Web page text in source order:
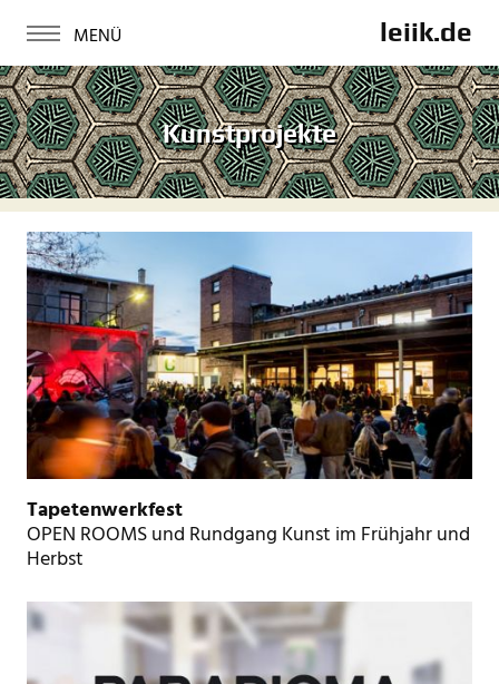
leiik.de
Kunstprojekte
Tapetenwerkfest
OPEN ROOMS und Rundgang Kunst im Frühjahr und
Herbst